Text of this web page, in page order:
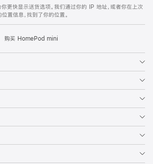
更快显示送货选项。我们通过你的 IP 地址，或者你在上次
置信息，找到了你的位置。
购买 HomePod mini